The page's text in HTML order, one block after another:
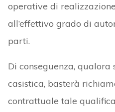
operative di
all’effettivo grado di
parti.
Di conseguenza,
casistica, basterà
contrattuale tale